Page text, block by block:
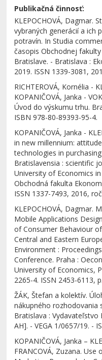
Publikačná činnosť:
KLEPOCHOVÁ, Dagmar.
vybraných generácií a ich
potravín. In Studia
časopis Obchodnej
Bratislave. - Bratislava :
2019. ISSN 1339-3081,
RICHTEROVÁ, Kornélia -
KOPANIČOVÁ, Janka -
Úvod do výskumu trhu.
ISBN 978-80-89393-95-4.
KOPANIČOVÁ, Janka -
in new millennium:
technologies in
Bratislavensia : scientific
University of Economics
Obchodná fakulta
ISSN 1337-7493, 2016,
KLEPOCHOVÁ, Dagmar.
Mobile Applications
of Consumer Behaviour
Central and Eastern
Environment :
Conference. Praha :
University of Economics,
2265-4. ISSN 2453-6113,
ŽÁK, Štefan a kolektív.
nákupného
Bratislava : Vydavateľstvo
AH]. - VEGA 1/0657/19. -
KOPANIČOVÁ, Janka –
FRANCOVÁ, Zuzana.